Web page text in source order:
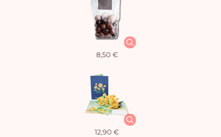
8,50 €
12,90 €